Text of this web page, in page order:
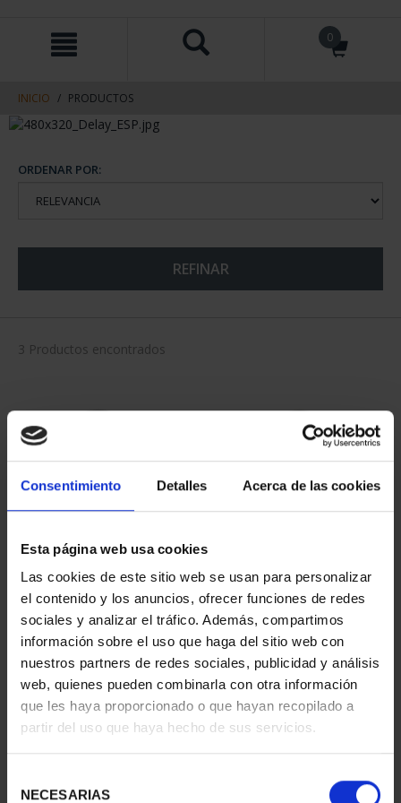
Consentimiento Detalles Acerca de las cookies
Esta página web usa cookies
Las cookies de este sitio web se usan para personalizar
el contenido y los anuncios, ofrecer funciones de redes
sociales y analizar el tráfico. Además, compartimos
información sobre el uso que haga del sitio web con
nuestros partners de redes sociales, publicidad y análisis
web, quienes pueden combinarla con otra información
que les haya proporcionado o que hayan recopilado a
partir del uso que haya hecho de sus servicios.
NECESARIAS
contenido
navegacin
0
INICIO PRODUCTOS
ORDENAR POR:
REFINAR
3 Productos encontrados
CAPITALES ESPAÑOLAS
- CUENCA
73,00 €
CAPITALES ESPAÑOLAS
- GUADALAJARA
73,00 €